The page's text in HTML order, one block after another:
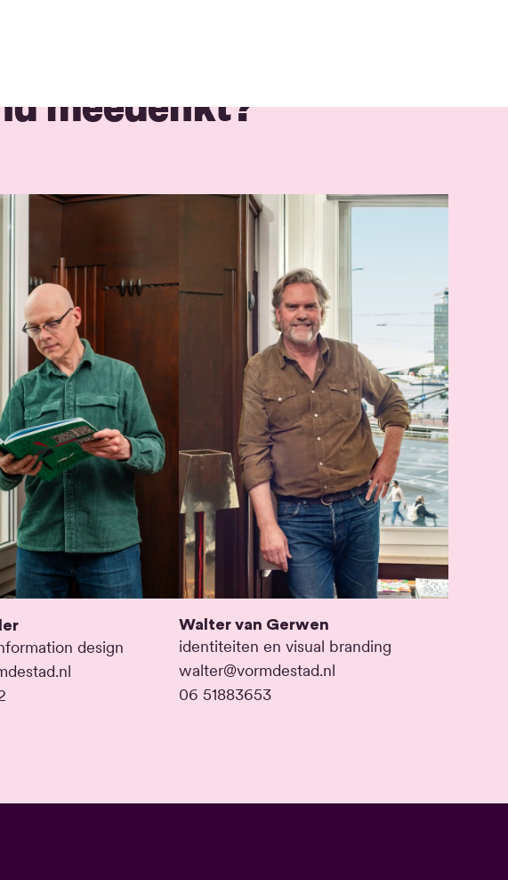
meedenkt?
design
Walter van Gerwen
identiteiten en visual branding
walter@vormdestad.nl
06 51883653